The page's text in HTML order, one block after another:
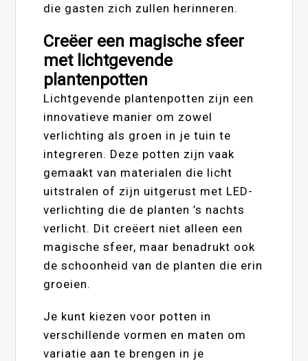
die gasten zich zullen herinneren.
Creëer een magische sfeer
met lichtgevende
plantenpotten
Lichtgevende plantenpotten zijn een
innovatieve manier om zowel
verlichting als groen in je tuin te
integreren. Deze potten zijn vaak
gemaakt van materialen die licht
uitstralen of zijn uitgerust met LED-
verlichting die de planten ’s nachts
verlicht. Dit creëert niet alleen een
magische sfeer, maar benadrukt ook
de schoonheid van de planten die erin
groeien.
Je kunt kiezen voor potten in
verschillende vormen en maten om
variatie aan te brengen in je